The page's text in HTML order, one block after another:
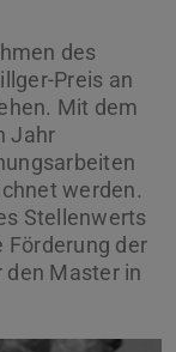
des
Preis an
Mit dem
Jahr
werden.
Stellenwerts
Förderung der
den Master in